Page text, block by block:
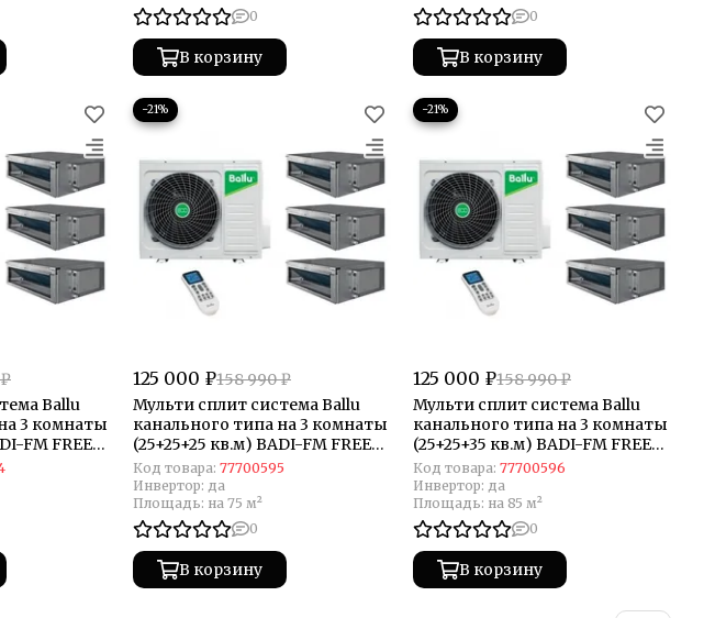
0
В корзину
0
В корзину
Ballu
3 комнаты
FM FREE
−21%
125 000 ₽158 990 ₽
Мульти сплит система Ballu
канального типа на 3 комнаты
(25+25+25 кв.м) BADI-FM FREE
MATCH
Код товара: 77700595
Инвертор: да
Площадь: на 75 м²
0
В корзину
−21%
125 000 ₽158 990 ₽
Мульти сплит система Ballu
канального типа на 3 комнаты
(25+25+35 кв.м) BADI-FM FREE
MATCH
Код товара: 77700596
Инвертор: да
Площадь: на 85 м²
0
В корзину